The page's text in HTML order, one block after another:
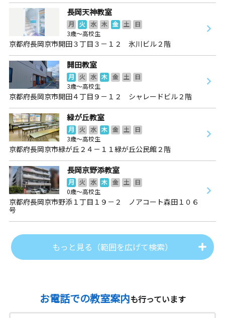
長岡天神教室
月 火 水 木 金 土
日
3歳～高校生
京都府長岡京市開田３丁目３－１２ 氷川ビル２階
開田教室
月 火 水 木 金 土
日
3歳～高校生
京都府長岡京市開田４丁目９－１２ シャレードビル２階
緑が丘教室
月 火 水 木 金 土
日
3歳～高校生
京都府長岡京市緑が丘２４－１１緑が丘公民館２階
長岡京野添教室
月 火 水 木 金 土
日
0歳～高校生
京都府長岡京市野添１丁目１９－２ ノアコート森田１０６
号
もっと見る（範囲を広げて検索）
お電話での教室案内も行っています